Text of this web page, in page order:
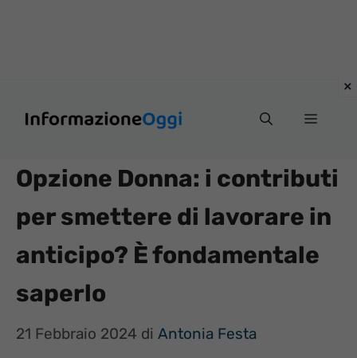
Menu
Opzione Donna: i contributi
per smettere di lavorare in
anticipo? È fondamentale
saperlo
21 Febbraio 2024 di Antonia Festa